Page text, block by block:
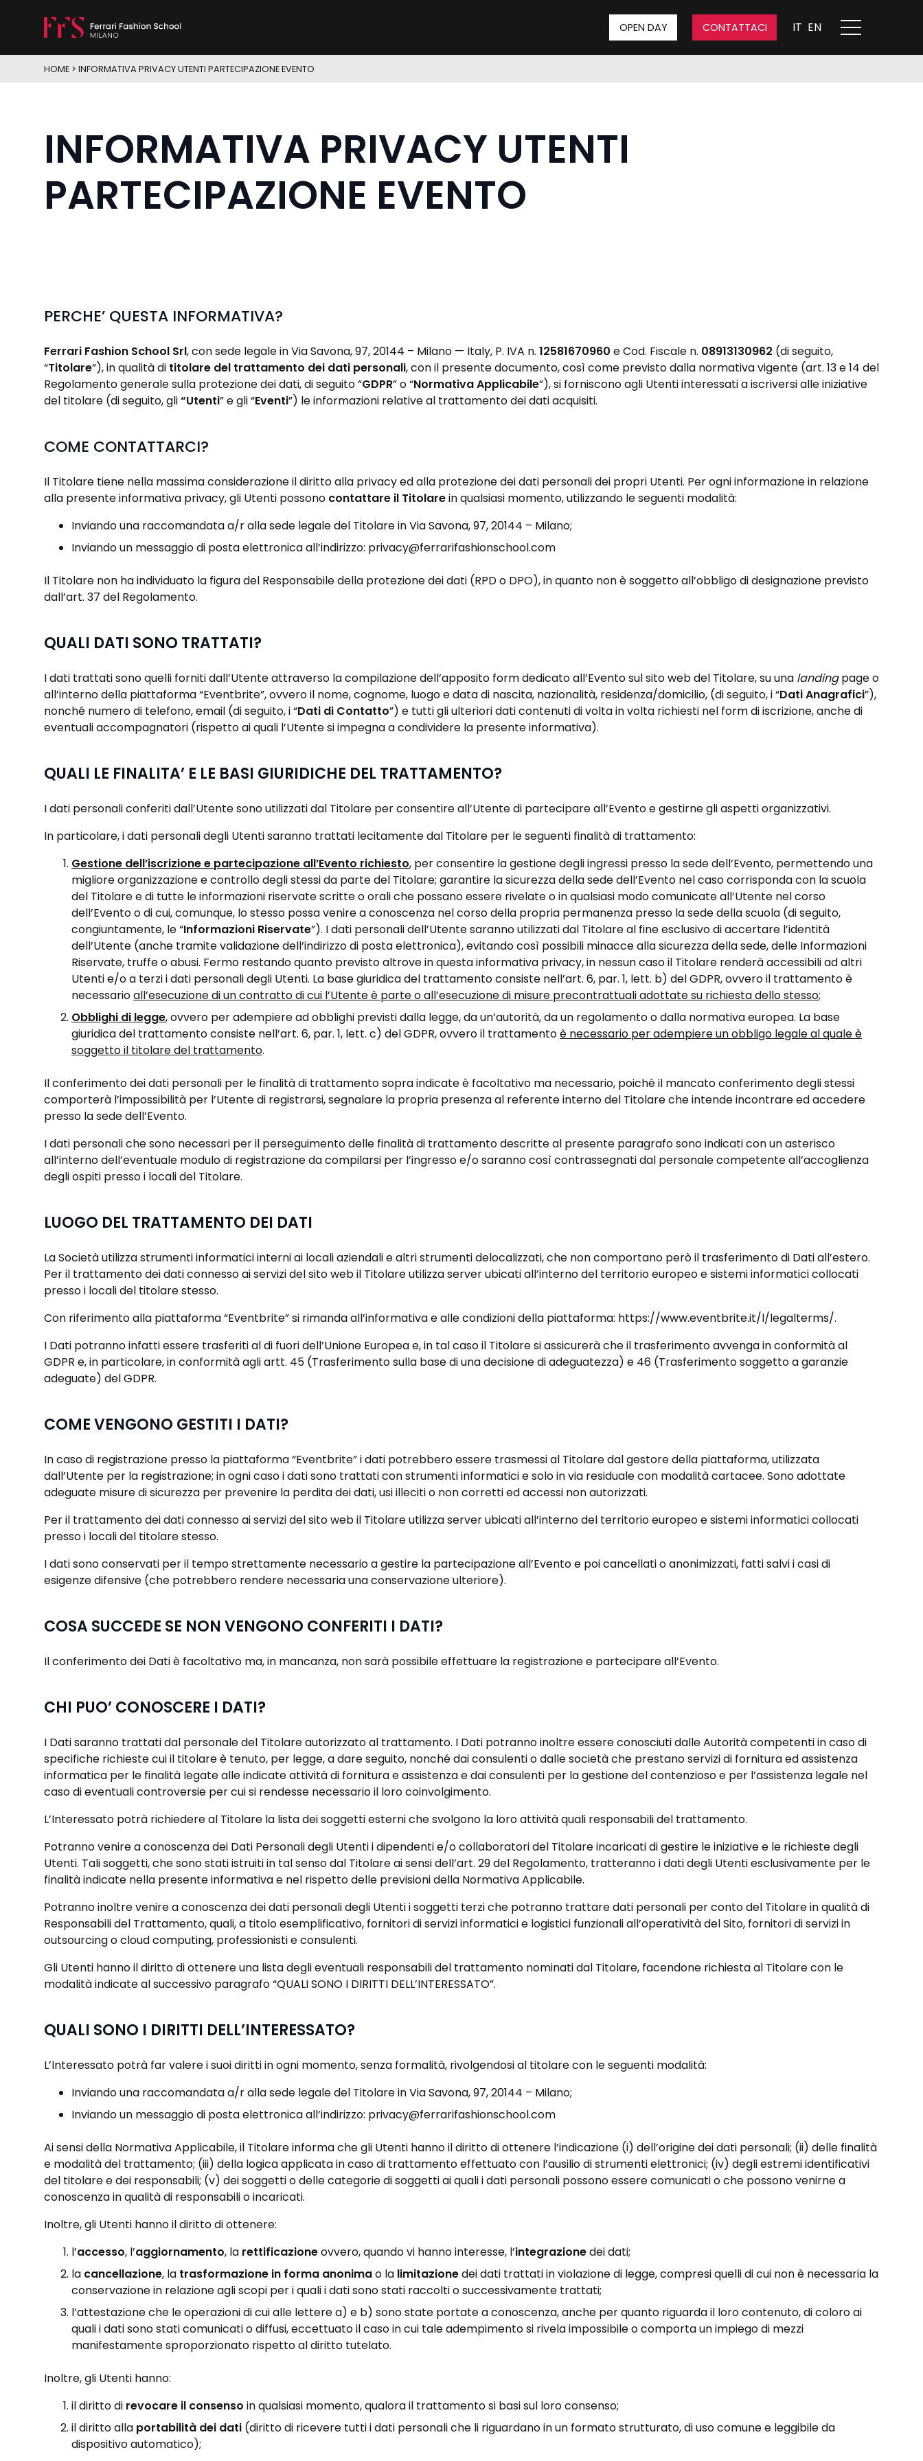
OPEN DAY CONTATTACI IT EN
HOME > INFORMATIVA PRIVACY UTENTI PARTECIPAZIONE EVENTO
INFORMATIVA PRIVACY UTENTI
PARTECIPAZIONE EVENTO
PERCHE’ QUESTA INFORMATIVA?
Ferrari Fashion School Srl, con sede legale inVia Savona, 97, 20144 – Milano — Italy, P. IVA n. 12581670960 e Cod. Fiscale n. 08913130962 (di seguito,
“Titolare”), in qualità di titolare del trattamento dei dati personali, con il presente documento, così come previsto dalla normativa vigente (art. 13 e 14 del
Regolamento generale sulla protezione dei dati, di seguito “GDPR” o “Normativa Applicabile”), si forniscono agli Utenti interessati a iscriversi alle iniziative
del titolare (di seguito, gli“Utenti” e gli “Eventi”) le informazioni relative al trattamento dei dati acquisiti.
COME CONTATTARCI?
Il Titolare tiene nella massima considerazione il diritto alla privacy ed alla protezione dei dati personali dei propri Utenti. Per ogni informazione in relazione
alla presente informativa privacy, gli Utenti possono contattare il Titolarein qualsiasi momento, utilizzando le seguenti modalità:
Inviando una raccomandata a/r alla sede legale del Titolare inVia Savona, 97, 20144 – Milano;
Inviando un messaggio di posta elettronica all’indirizzo: privacy@ferrarifashionschool.com
Il Titolare non ha individuato la figura del Responsabile della protezione dei dati (RPD o DPO), in quanto non è soggetto all’obbligo di designazione previsto
dall’art. 37 del Regolamento.
QUALI DATI SONO TRATTATI?
I dati trattati sono quelli forniti dall’Utente attraverso la compilazione dell’apposito form dedicato all’Evento sul sito web del Titolare, su una landingpage o
all’interno della piattaforma “Eventbrite”, ovvero il nome, cognome, luogo e data di nascita, nazionalità, residenza/domicilio, (di seguito, i “Dati Anagrafici”),
nonché numero di telefono, email (di seguito, i “Dati di Contatto”) e tutti gli ulteriori dati contenuti di volta in volta richiesti nel form di iscrizione, anche di
eventuali accompagnatori (rispetto ai quali l’Utente si impegna a condividere la presente informativa).
QUALI LE FINALITA’ E LE BASI GIURIDICHE DEL TRATTAMENTO?
I dati personali conferiti dall’Utente sono utilizzati dal Titolare per consentire all’Utente di partecipare all’Evento e gestirne gli aspetti organizzativi.
In particolare, i dati personali degli Utenti saranno trattati lecitamente dal Titolare per le seguenti finalità di trattamento:
Gestione dell’iscrizione e partecipazione all’Evento richiesto, per consentire la gestione degli ingressi presso la sede dell’Evento, permettendo una
migliore organizzazione e controllo degli stessi da parte del Titolare; garantire la sicurezza della sede dell’Evento nel caso corrisponda con la scuola
del Titolare e di tutte le informazioni riservate scritte o orali che possano essere rivelate o in qualsiasi modo comunicate all’Utente nel corso
dell’Evento o di cui, comunque, lo stesso possa venire a conoscenza nel corso della propria permanenza presso la sede della scuola (di seguito,
congiuntamente, le “Informazioni Riservate”). I dati personali dell’Utente saranno utilizzati dal Titolare al fine esclusivo di accertare l’identità
dell’Utente (anche tramite validazione dell’indirizzo di posta elettronica), evitando così possibili minacce alla sicurezza della sede, delle Informazioni
Riservate, truffe o abusi. Fermo restando quanto previsto altrove in questa informativa privacy, in nessun caso il Titolare renderà accessibili ad altri
Utenti e/o a terzi i dati personali degli Utenti. La base giuridica del trattamento consiste nell’art. 6, par. 1, lett. b) del GDPR, ovvero il trattamento è
necessarioall’esecuzione di un contratto di cui l’Utente è parte o all’esecuzione di misure precontrattuali adottate su richiesta dello stesso;
Obblighi di legge, ovvero per adempiere ad obblighi previsti dalla legge, da un’autorità, da un regolamento o dalla normativa europea. La base
giuridica del trattamento consiste nell’art. 6, par. 1, lett. c) del GDPR, ovvero il trattamentoè necessario per adempiere un obbligo legale al quale è
soggetto il titolare del trattamento.
Il conferimento dei dati personali per le finalità di trattamento sopra indicate è facoltativo ma necessario, poiché il mancato conferimento degli stessi
comporterà l’impossibilità per l’Utente di registrarsi, segnalare la propria presenza al referente interno del Titolare che intende incontrare ed accedere
presso la sede dell’Evento.
I dati personali che sono necessari per il perseguimento delle finalità di trattamento descritte al presente paragrafo sono indicati con un asterisco
all’interno dell’eventuale modulo di registrazione da compilarsi per l’ingresso e/o saranno così contrassegnati dal personale competente all’accoglienza
degli ospiti presso i locali del Titolare.
LUOGO DEL TRATTAMENTO DEI DATI
La Società utilizza strumenti informatici interni ai locali aziendali e altri strumenti delocalizzati, che non comportano però il trasferimento di Dati all’estero.
Per il trattamento dei dati connesso ai servizi del sito web il Titolare utilizza server ubicati all’interno del territorio europeo e sistemi informatici collocati
presso i locali del titolare stesso.
Con riferimento alla piattaforma “Eventbrite” si rimanda all’informativa e alle condizioni della piattaforma: https://www.eventbrite.it/l/legalterms/.
I Dati potranno infatti essere trasferiti al di fuori dell’Unione Europea e, in tal caso il Titolare si assicurerà che il trasferimento avvenga in conformità al
GDPR e, in particolare, in conformità agli artt. 45 (Trasferimento sulla base di una decisione di adeguatezza) e 46 (Trasferimento soggetto a garanzie
adeguate) del GDPR.
COME VENGONO GESTITI I DATI?
In caso di registrazione presso la piattaforma “Eventbrite” i dati potrebbero essere trasmessi al Titolare dal gestore della piattaforma, utilizzata
dall’Utente per la registrazione; in ogni caso i dati sono trattati con strumenti informatici e solo in via residuale con modalità cartacee. Sono adottate
adeguate misure di sicurezza per prevenire la perdita dei dati, usi illeciti o non corretti ed accessi non autorizzati.
Per il trattamento dei dati connesso ai servizi del sito web il Titolare utilizza server ubicati all’interno del territorio europeo e sistemi informatici collocati
presso i locali del titolare stesso.
I dati sono conservati per il tempo strettamente necessario a gestire la partecipazione all’Evento e poi cancellati o anonimizzati, fatti salvi i casi di
esigenze difensive (che potrebbero rendere necessaria una conservazione ulteriore).
COSA SUCCEDE SE NON VENGONO CONFERITI I DATI?
Il conferimento dei Dati è facoltativo ma, in mancanza, non sarà possibile effettuare la registrazione e partecipare all’Evento.
CHI PUO’ CONOSCERE I DATI?
I Dati saranno trattati dal personale del Titolare autorizzato al trattamento. I Dati potranno inoltre essere conosciuti dalle Autorità competenti in caso di
specifiche richieste cui il titolare è tenuto, per legge, a dare seguito, nonché dai consulenti o dalle società che prestano servizi di fornitura ed assistenza
informatica per le finalità legate alle indicate attività di fornitura e assistenza e dai consulenti per la gestione del contenzioso e per l’assistenza legale nel
caso di eventuali controversie per cui si rendesse necessario il loro coinvolgimento.
L’Interessato potrà richiedere al Titolare la lista dei soggetti esterni che svolgono la loro attività quali responsabili del trattamento.
Potranno venire a conoscenza dei Dati Personali degli Utenti i dipendenti e/o collaboratori del Titolare incaricati di gestire le iniziative e le richieste degli
Utenti. Tali soggetti, che sono stati istruiti in tal senso dal Titolare ai sensi dell’art. 29 del Regolamento, tratteranno i dati degli Utenti esclusivamente per le
finalità indicate nella presente informativa e nel rispetto delle previsioni della Normativa Applicabile.
Potranno inoltre venire a conoscenza dei dati personali degli Utenti i soggetti terzi che potranno trattare dati personali per conto del Titolare in qualità di
Responsabili del Trattamento, quali, a titolo esemplificativo, fornitori di servizi informatici e logistici funzionali all’operatività del Sito, fornitori di servizi in
outsourcing o cloud computing, professionisti e consulenti.
Gli Utenti hanno il diritto di ottenere una lista degli eventuali responsabili del trattamento nominati dal Titolare, facendone richiesta al Titolare con le
modalità indicate al successivo paragrafo “QUALI SONO I DIRITTI DELL’INTERESSATO”.
QUALI SONO I DIRITTI DELL’INTERESSATO?
L’Interessato potrà far valere i suoi diritti in ogni momento, senza formalità, rivolgendosi al titolare con le seguenti modalità:
Inviando una raccomandata a/r alla sede legale del Titolare inVia Savona, 97, 20144 – Milano;
Inviando un messaggio di posta elettronica all’indirizzo: privacy@ferrarifashionschool.com
Ai sensi della Normativa Applicabile, il Titolare informa che gli Utenti hanno il diritto di ottenere l’indicazione (i) dell’origine dei dati personali; (ii) delle finalità
e modalità del trattamento; (iii) della logica applicata in caso di trattamento effettuato con l’ausilio di strumenti elettronici; (iv) degli estremi identificativi
del titolare e dei responsabili; (v) dei soggetti o delle categorie di soggetti ai quali i dati personali possono essere comunicati o che possono venirne a
conoscenza in qualità di responsabili o incaricati.
Inoltre, gli Utenti hanno il diritto di ottenere:
l’accesso, l’aggiornamento, la rettificazioneovvero, quando vi hanno interesse, l’integrazionedei dati;
la cancellazione, la trasformazione in forma anonimao la limitazionedei dati trattati in violazione di legge, compresi quelli di cui non è necessaria la
conservazione in relazione agli scopi per i quali i dati sono stati raccolti o successivamente trattati;
l’attestazione che le operazioni di cui alle lettere a) e b) sono state portate a conoscenza, anche per quanto riguarda il loro contenuto, di coloro ai
quali i dati sono stati comunicati o diffusi, eccettuato il caso in cui tale adempimento si rivela impossibile o comporta un impiego di mezzi
manifestamente sproporzionato rispetto al diritto tutelato.
Inoltre, gli Utenti hanno:
il diritto di revocare il consenso in qualsiasi momento, qualora il trattamento si basi sul loro consenso;
il diritto alla portabilità dei dati (diritto di ricevere tutti i dati personali che li riguardano in un formato strutturato, di uso comune e leggibile da
dispositivo automatico);